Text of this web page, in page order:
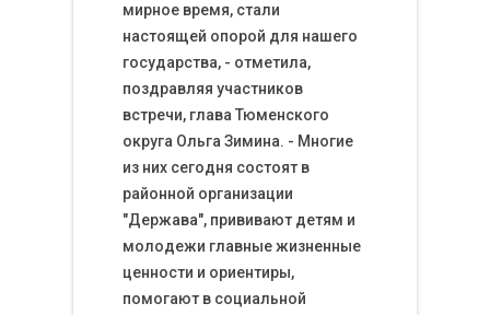
мирное время, стали
настоящей опорой для нашего
государства, - отметила,
поздравляя участников
встречи, глава Тюменского
округа Ольга Зимина. - Многие
из них сегодня состоят в
районной организации
"Держава", прививают детям и
молодежи главные жизненные
ценности и ориентиры,
помогают в социальной